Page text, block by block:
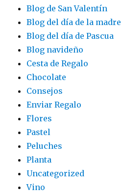
Blog de San Valentín
Blog del día de la madre
Blog del día de Pascua
Blog navideño
Cesta de Regalo
Chocolate
Consejos
Enviar Regalo
Flores
Pastel
Peluches
Planta
Uncategorized
Vino